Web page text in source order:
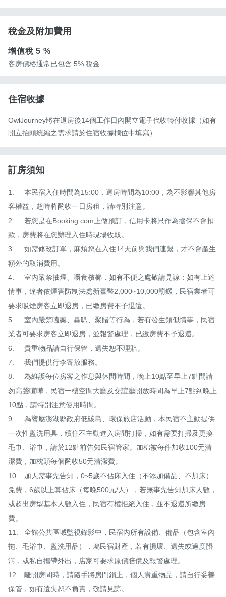
稅金及附加費用
增值稅5 %
客房價格通常已包含 5% 稅金
住宿收據
OwlJourney將在退房後14個工作日內開立電子代收轉付收據（如有
開立抬頭統編之需求請於住宿收據欄位中填寫）
訂房須知
1.	本民宿入住時間為15:00，退房時間為10:00，為不影響其他房
客權益，超時將酌收一日房租，請特別注意。
2.	若您是在Booking.com上做預訂，信用卡將只作為擔保不會扣
款，房費將在您辦理入住時現場收取。
3.	如需修改訂單，麻煩您在入住14天前與我們連繫，才不會產生
額外的取消費用。
4.	室內嚴禁抽煙、嚼食檳榔，如有不便之處敬請見諒；如有上述
情事，違者依煙害防制法處新臺幣2,000~10,000罰鍰，民宿業者可
要求吸煙房客立即退房，已繳房費不予退還。
5.	室內嚴禁嗑藥、轟叭、聚賭等行為，若有發生類似情事，民宿
業者可要求房客立即退房，並報警處理，已繳房費不予退還。
6.	貴重物品請自行保管，遺失恕不理賠。
7.	我們提供行李寄放服務。
8.	為維護每位房客之作息與休閒時間，晚上10點至早上7點間請
勿高聲喧嘩，民宿一樓空間大廳及交誼廳開放時間為早上7點到晚上
10點，請特別注意使用時間。
9.	為響應澎湖縣政府低碳島、環保旅店活動，本民宿不主動提供
一次性盥洗用具，續住不主動進入房間打掃，如有需要打掃及更換
毛巾、浴巾，請於12點前告知民宿管家。加棉被每件加收100元清
潔費，加枕頭每個酌收50元清潔費。
10.	加人需事先告知，0~5歲不佔床入住（不添加備品、不加床）
免費，6歲以上算佔床（每晚500元/人），若無事先告知加床人數，
或超出房型基本人數入住，民宿有權拒絕入住，並不退還所繳房
費。
11.	全館公共區域監視錄影中，民宿內所有設備、備品（包含室內
拖、毛浴巾、盥洗用品），屬民宿財產，若有損壞、遺失或過度髒
污，或私自攜帶外出，店家可要求原價賠償及報警處理。
12.	離開房間時，請隨手將房門鎖上，個人貴重物品，請自行妥善
保管，如有遺失恕不負責，敬請見諒。